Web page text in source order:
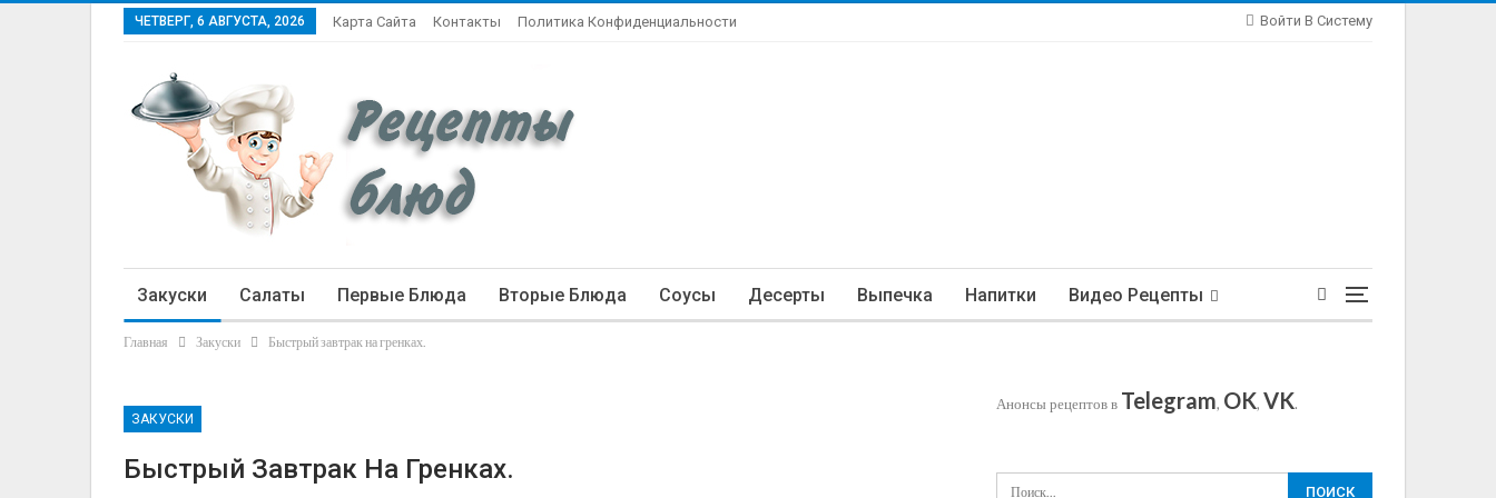
Войти В Систему
ЧЕТВЕРГ, 6 АВГУСТА, 2026 Карта Сайта Контакты Политика Конфиденциальности
Закуски Салаты Первые Блюда Вторые Блюда Соусы Десерты Выпечка Напитки Видео Рецепты
Статьи
Главная Закуски Быстрый завтрак на гренках.
ЗАКУСКИ
Быстрый Завтрак На Гренках.
Анонсы рецептов в Telegram, OK, VK.